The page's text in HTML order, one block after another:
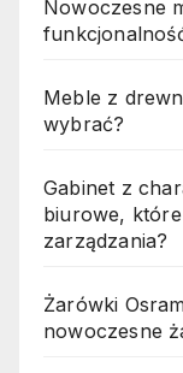
Nowoczesne
Meble z
wybrać?
Gabinet z
biurowe,
zarządzania?
Żarówki
nowoczesne